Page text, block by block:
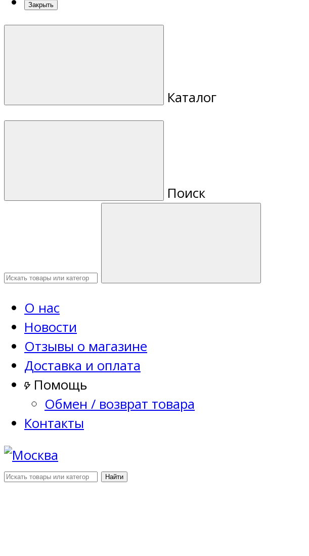
Закрыть
Каталог
Поиск
О нас
Новости
Отзывы о магазине
Доставка и оплата
Помощь
Обмен / возврат товара
Контакты
Найти